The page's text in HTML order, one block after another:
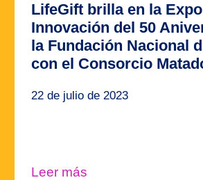
LifeGift brilla en la
Innovación del 50
la Fundación Nacional
con el Consorcio
22 de julio de 2023
Leer más